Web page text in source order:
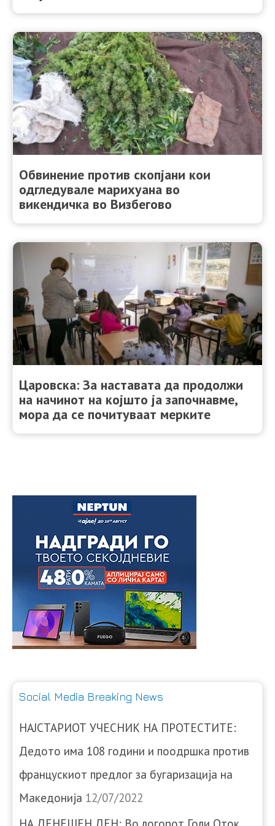
Обвинение против скопјани кои
одгледувале марихуана во
викендичка во Визбегово
Царовска: За наставата да продолжи
на начинот на којшто ја започнавме,
мора да се почитуваат мерките
Social Media Breaking News
НАЈСТАРИОТ УЧЕСНИК НА ПРОТЕСТИТЕ:
Дедото има 108 години и поодршка против
францускиот предлог за бугаризација на
Македонија 12/07/2022